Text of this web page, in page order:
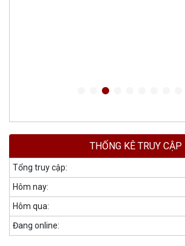
THỐNG KÊ TRUY CẬP
Tổng truy cập:
Hôm nay:
Hôm qua:
Đang online: